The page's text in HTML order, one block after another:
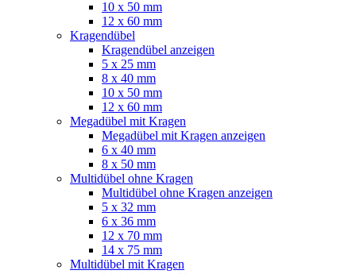
10 x 50 mm
12 x 60 mm
Kragendübel
Kragendübel anzeigen
5 x 25 mm
8 x 40 mm
10 x 50 mm
12 x 60 mm
Megadübel mit Kragen
Megadübel mit Kragen anzeigen
6 x 40 mm
8 x 50 mm
Multidübel ohne Kragen
Multidübel ohne Kragen anzeigen
5 x 32 mm
6 x 36 mm
12 x 70 mm
14 x 75 mm
Multidübel mit Kragen